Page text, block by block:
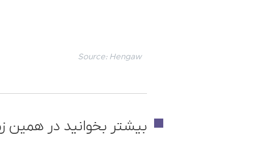
Source: Hengaw
بیشتر بخوانید در همین